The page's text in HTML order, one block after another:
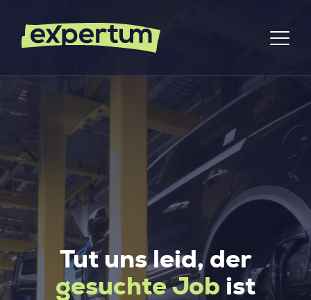
Tut uns leid, der
gesuchte Job ist